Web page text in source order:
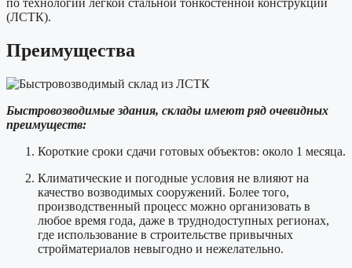
по технологии легкой стальной тонкостенной конструкции
(ЛСТК).
Преимущества
Быстровозводимые здания, склады имеют ряд очевидных
преимуществ:
Короткие сроки сдачи готовых объектов: около 1 месяца.
Климатические и погодные условия не влияют на
качество возводимых сооружений. Более того,
производственный процесс можно организовать в
любое время года, даже в труднодоступных регионах,
где использование в строительстве привычных
стройматериалов невыгодно и нежелательно.